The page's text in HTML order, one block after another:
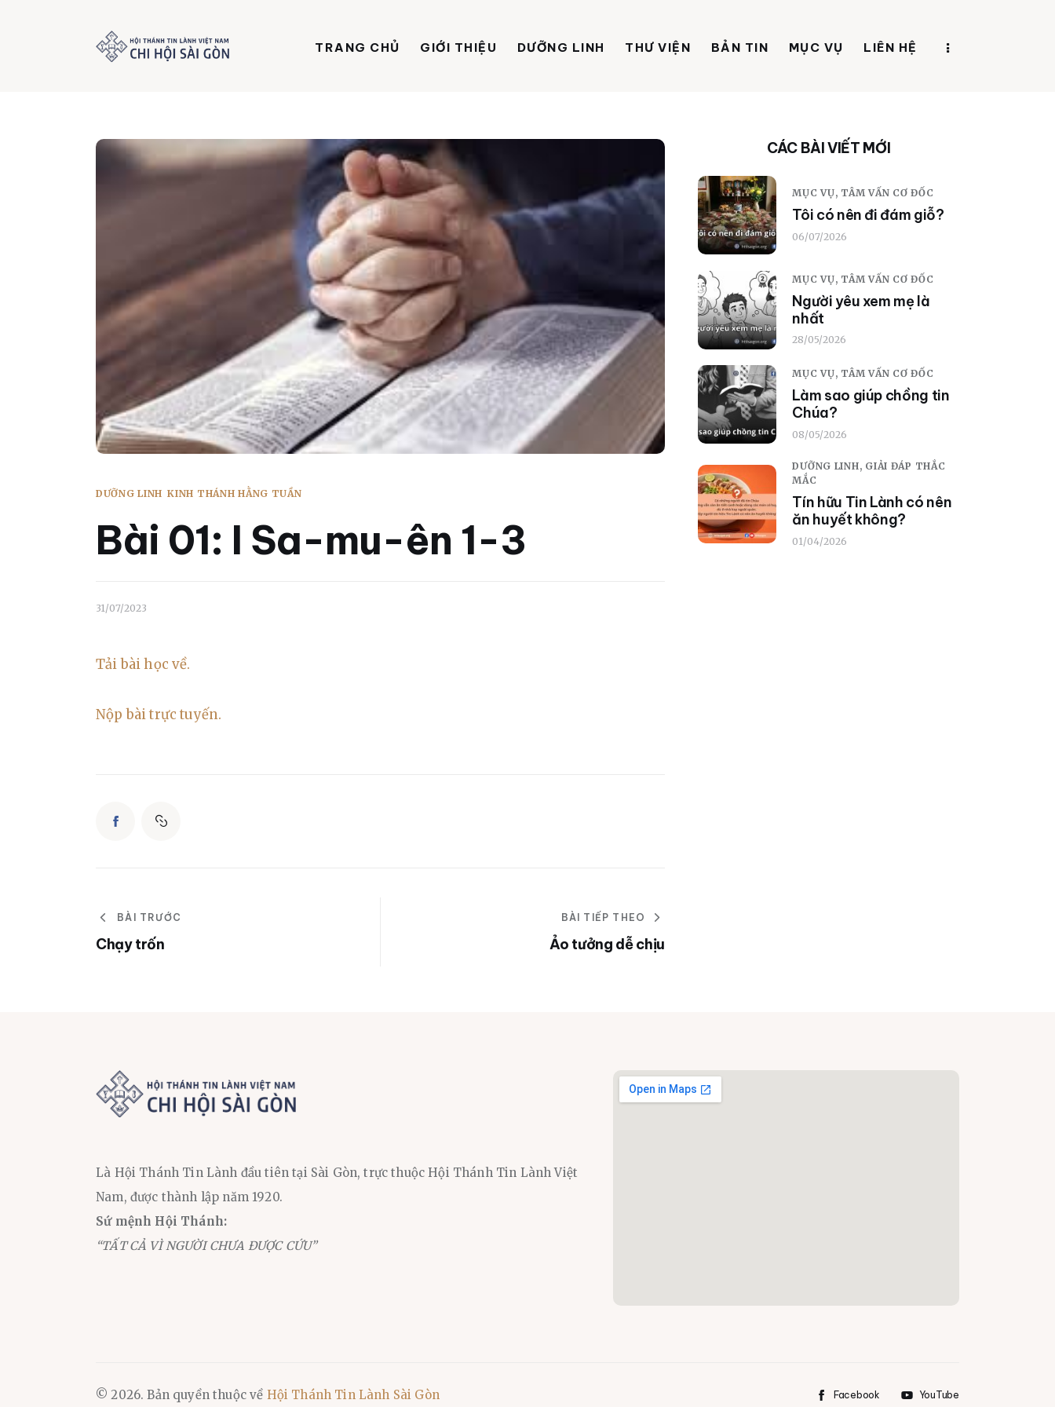
TRANG CHỦ GIỚI THIỆU DƯỠNG LINH THƯ VIỆN BẢN TIN MỤC VỤ LIÊN HỆ
DƯỠNG LINH KINH THÁNH HẰNG TUẦN
Bài 01: I Sa-mu-ên 1-3
31/07/2023
Tải bài học về.
Nộp bài trực tuyến.
BÀI TRƯỚC
Chạy trốn
BÀI TIẾP THEO
Ảo tưởng dễ chịu
CÁC BÀI VIẾT MỚI
MỤC VỤ, TÂM VẤN CƠ ĐỐC
Tôi có nên đi đám giỗ?
06/07/2026
MỤC VỤ, TÂM VẤN CƠ ĐỐC
Người yêu xem mẹ là
nhất
28/05/2026
MỤC VỤ, TÂM VẤN CƠ ĐỐC
Làm sao giúp chồng tin
Chúa?
08/05/2026
DƯỠNG LINH, GIẢI ĐÁP THẮC
MẮC
Tín hữu Tin Lành có nên
ăn huyết không?
01/04/2026
Là Hội Thánh Tin Lành đầu tiên tại Sài Gòn, trực thuộc Hội Thánh Tin Lành Việt
Nam, được thành lập năm 1920.
Sứ mệnh Hội Thánh:
“TẤT CẢ VÌ NGƯỜI CHƯA ĐƯỢC CỨU”
© 2026. Bản quyền thuộc về Hội Thánh Tin Lành Sài Gòn Facebook YouTube